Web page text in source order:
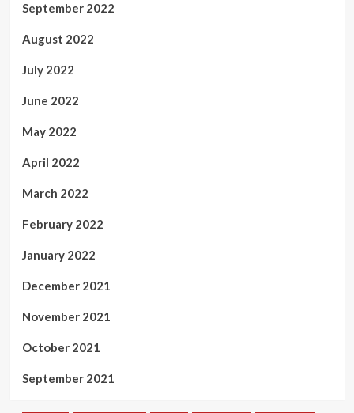
September 2022
August 2022
July 2022
June 2022
May 2022
April 2022
March 2022
February 2022
January 2022
December 2021
November 2021
October 2021
September 2021